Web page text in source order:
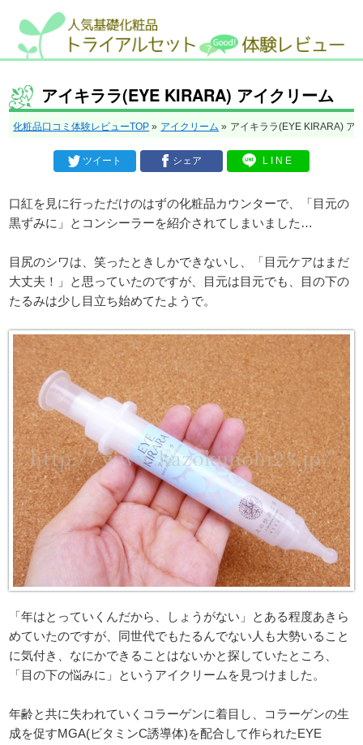
アイキララ(EYE KIRARA) アイクリーム
化粧品口コミ体験レビューTOP » アイクリーム » アイキララ(EYE KIRARA) ア
ツイート シェア LINE
口紅を見に行っただけのはずの化粧品カウンターで、「目元の
黒ずみに」とコンシーラーを紹介されてしまいました…
目尻のシワは、笑ったときしかできないし、「目元ケアはまだ
大丈夫！」と思っていたのですが、目元は目元でも、目の下の
たるみは少し目立ち始めてたようで。
「年はとっていくんだから、しょうがない」とある程度あきら
めていたのですが、同世代でもたるんでない人も大勢いること
に気付き、なにかできることはないかと探していたところ、
「目の下の悩みに」というアイクリームを見つけました。
年齢と共に失われていくコラーゲンに着目し、コラーゲンの生
成を促すMGA(ビタミンC誘導体)を配合して作られたEYE